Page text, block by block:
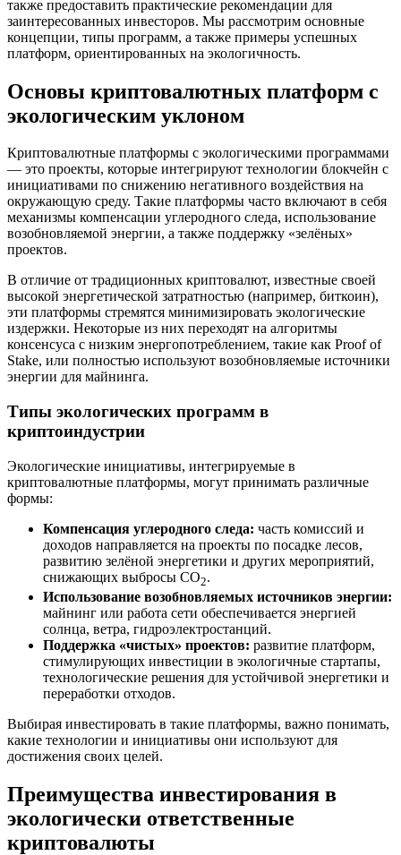
также предоставить практические рекомендации для
заинтересованных инвесторов. Мы рассмотрим основные
концепции, типы программ, а также примеры успешных
платформ, ориентированных на экологичность.
Основы криптовалютных платформ с
экологическим уклоном
Криптовалютные платформы с экологическими программами
— это проекты, которые интегрируют технологии блокчейн с
инициативами по снижению негативного воздействия на
окружающую среду. Такие платформы часто включают в себя
механизмы компенсации углеродного следа, использование
возобновляемой энергии, а также поддержку «зелёных»
проектов.
В отличие от традиционных криптовалют, известные своей
высокой энергетической затратностью (например, биткоин),
эти платформы стремятся минимизировать экологические
издержки. Некоторые из них переходят на алгоритмы
консенсуса с низким энергопотреблением, такие как Proof of
Stake, или полностью используют возобновляемые источники
энергии для майнинга.
Типы экологических программ в
криптоиндустрии
Экологические инициативы, интегрируемые в
криптовалютные платформы, могут принимать различные
формы:
Компенсация углеродного следа: часть комиссий и
доходов направляется на проекты по посадке лесов,
развитию зелёной энергетики и других мероприятий,
снижающих выбросы CO2.
Использование возобновляемых источников энергии:
майнинг или работа сети обеспечивается энергией
солнца, ветра, гидроэлектростанций.
Поддержка «чистых» проектов: развитие платформ,
стимулирующих инвестиции в экологичные стартапы,
технологические решения для устойчивой энергетики и
переработки отходов.
Выбирая инвестировать в такие платформы, важно понимать,
какие технологии и инициативы они используют для
достижения своих целей.
Преимущества инвестирования в
экологически ответственные
криптовалюты